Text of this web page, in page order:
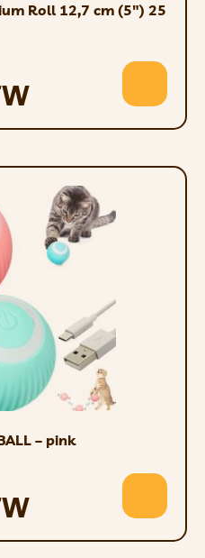
Roll 12,7 cm (5″) 25
– pink